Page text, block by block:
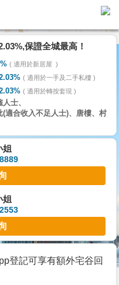
保證全城最高！
適用於新居屋
適用於一手及二手私樓
適用於轉按套現
士、
適合收入不足人士)、唐樓、村
姐
姐
登記可享有額外宅谷回